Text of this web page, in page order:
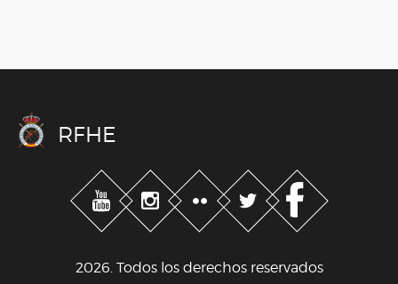
RFHE
2026. Todos los derechos reservados